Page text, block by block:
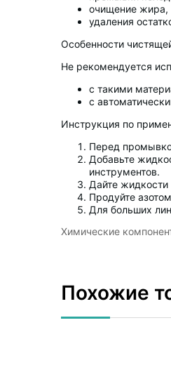
очищение жира,
удаления
Особенности
Не рекомендуется
с такими
с
Инструкция по
Перед
Добавьте
инструментов.
Дайте жидкости
Продуйте
Для больших
Химические
Похожие